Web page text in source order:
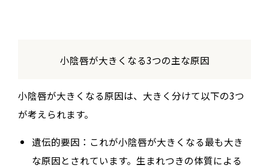
小陰唇が大きくなる3つの主な原因
小陰唇が大きくなる原因は、大きく分けて以下の3つ
が考えられます。
遺伝的要因： これが小陰唇が大きくなる最も大き
な原因とされています。生まれつきの体質による